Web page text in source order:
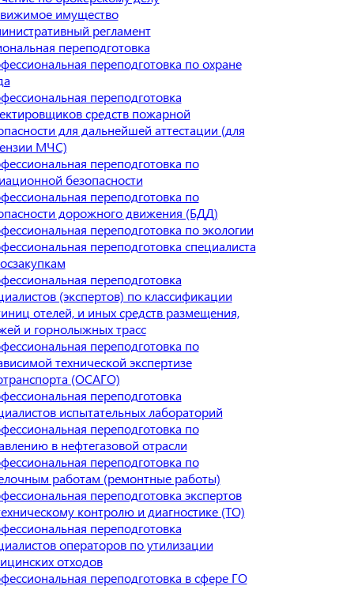
имущество
регламент
переподготовка
переподготовка по охране
переподготовка
средств пожарной
для дальнейшей аттестации (для
МЧС)
переподготовка по
безопасности
переподготовка по
дорожного движения (БДД)
переподготовка по экологии
переподготовка специалиста
переподготовка
(экспертов) по классификации
отелей, и иных средств размещения,
и горнолыжных трасс
переподготовка по
технической экспертизе
(ОСАГО)
переподготовка
испытательных лабораторий
переподготовка по
в нефтегазовой отрасли
переподготовка по
работам (ремонтные работы)
переподготовка экспертов
контролю и диагностике (ТО)
переподготовка
операторов по утилизации
отходов
переподготовка в сфере ГО